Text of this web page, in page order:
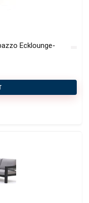
Ecklounge-